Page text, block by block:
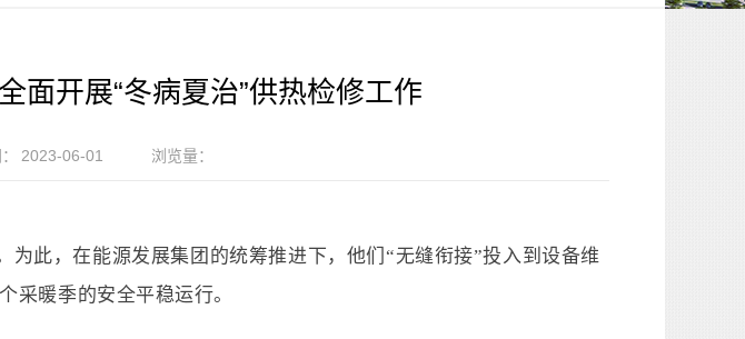
面开展“冬病夏治”供热检修工作
2023-06-01 浏览量：
此，在能源发展集团的统筹推进下，他们“无缝衔接”投入到设备维
采暖季的安全平稳运行。